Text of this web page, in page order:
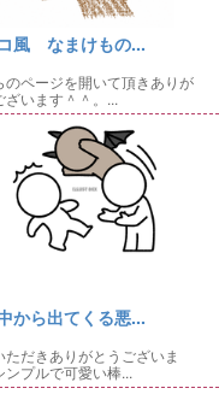
風 なまけもの...
のページを開いて頂きありが
ざいます＾＾。...
から出てくる悪...
ただきありがとうございま
ンプルで可愛い棒...